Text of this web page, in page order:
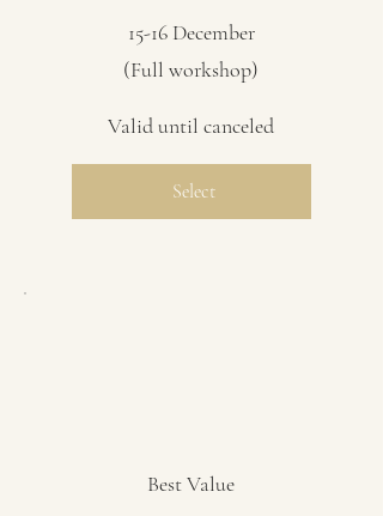
15-16 December
(Full workshop)
Valid until canceled
Select
Best Value